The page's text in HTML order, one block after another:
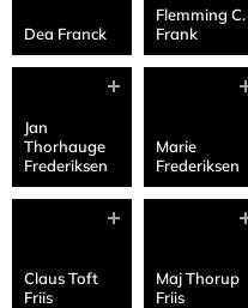
Dea Franck
Flemming C.
Frank
Jan
Thorhauge
Frederiksen
Marie
Frederiksen
Claus Toft
Friis
Maj Thorup
Friis